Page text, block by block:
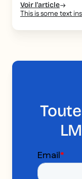
Voir l'article
This is some text
Toute